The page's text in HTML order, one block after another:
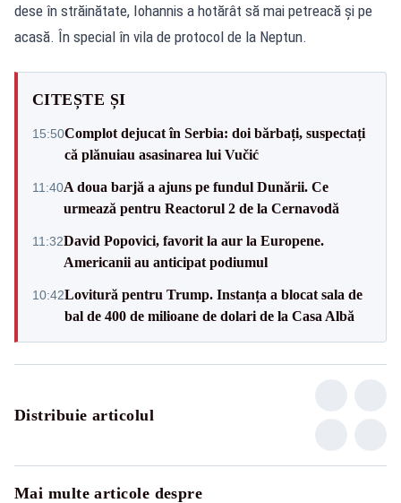
dese în străinătate, Iohannis a hotărât să mai petreacă și pe
acasă. În special în vila de protocol de la Neptun.
CITEȘTE ȘI
15:50Complot dejucat în Serbia: doi bărbați, suspectați
că plănuiau asasinarea lui Vučić
11:40A doua barjă a ajuns pe fundul Dunării. Ce
urmează pentru Reactorul 2 de la Cernavodă
11:32David Popovici, favorit la aur la Europene.
Americanii au anticipat podiumul
10:42Lovitură pentru Trump. Instanța a blocat sala de
bal de 400 de milioane de dolari de la Casa Albă
Distribuie articolul
Mai multe articole despre